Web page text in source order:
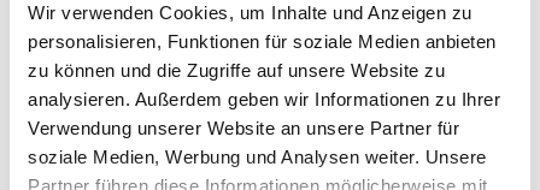
Wir verwenden Cookies, um Inhalte und Anzeigen zu
personalisieren, Funktionen für soziale Medien anbieten
zu können und die Zugriffe auf unsere Website zu
analysieren. Außerdem geben wir Informationen zu Ihrer
Verwendung unserer Website an unsere Partner für
soziale Medien, Werbung und Analysen weiter. Unsere
Partner führen diese Informationen möglicherweise mit
spannenden Battles durch 14
aufregende Spiele.
Die Exus-Abenteuer kann man auch im
Rahmen von Gruppenevents, beim